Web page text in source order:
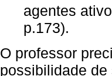
agentes
p.173).
O professor
possibilidade